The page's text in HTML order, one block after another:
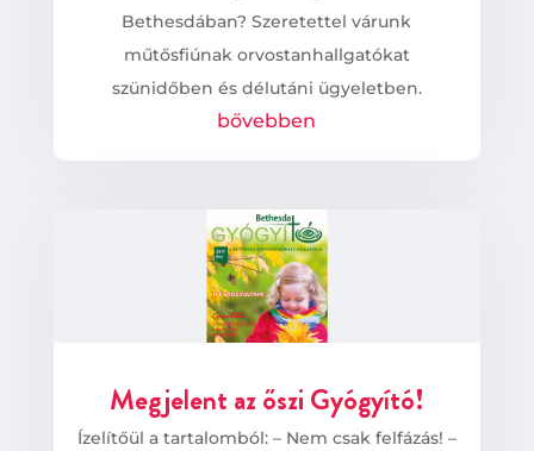
Bethesdában? Szeretettel várunk
műtősfiúnak orvostanhallgatókat
szünidőben és délutáni ügyeletben.
bővebben
Megjelent az őszi Gyógyító!
Ízelítőül a tartalomból: – Nem csak felfázás! –